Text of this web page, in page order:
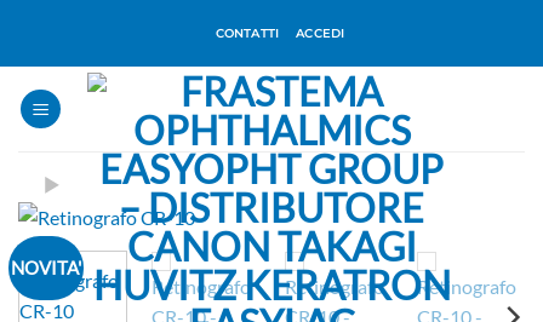
contenuti
CONTATTI ACCEDI
NOVITA'